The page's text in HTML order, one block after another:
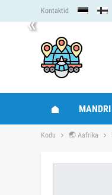
« Kontaktid
Kodu 🌏 Aafrika